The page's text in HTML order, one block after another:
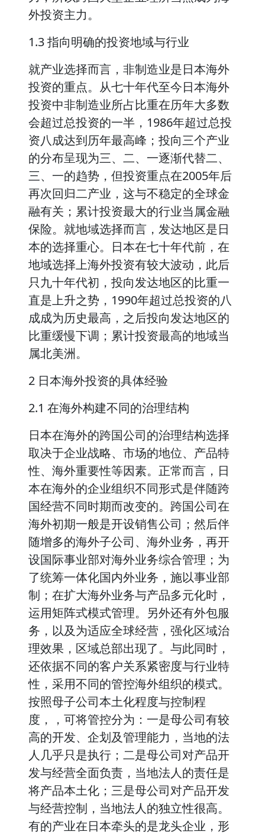
外投资主力。
1.3 指向明确的投资地域与行业
就产业选择而言，非制造业是日本海外
投资的重点。从七十年代至今日本海外
投资中非制造业所占比重在历年大多数
会超过总投资的一半，1986年超过总投
资八成达到历年最高峰；投向三个产业
的分布呈现为三、二、一逐渐代替二、
三、一的趋势，但投资重点在2005年后
再次回归二产业，这与不稳定的全球金
融有关；累计投资最大的行业当属金融
保险。就地域选择而言，发达地区是日
本的选择重心。日本在七十年代前，在
地域选择上海外投资有较大波动，此后
只九十年代初，投向发达地区的比重一
直是上升之势，1990年超过总投资的八
成成为历史最高，之后投向发达地区的
比重缓慢下调；累计投资最高的地域当
属北美洲。
2 日本海外投资的具体经验
2.1 在海外构建不同的治理结构
日本在海外的跨国公司的治理结构选择
取决于企业战略、市场的地位、产品特
性、海外重要性等因素。正常而言，日
本在海外的企业组织不同形式是伴随跨
国经营不同时期而改变的。跨国公司在
海外初期一般是开设销售公司；然后伴
随增多的海外子公司、海外业务，再开
设国际事业部对海外业务综合管理；为
了统筹一体化国内外业务，施以事业部
制；在扩大海外业务与产品多元化时，
运用矩阵式模式管理。另外还有外包服
务，以及为适应全球经营，强化区域治
理效果，区域总部出现了。与此同时，
还依据不同的客户关系紧密度与行业特
性，采用不同的管控海外组织的模式。
按照母子公司本土化程度与控制程
度，，可将管控分为：一是母公司有较
高的开发、企划及管理能力，当地的法
人几乎只是执行；二是母公司对产品开
发与经营全面负责，当地法人的责任是
将产品本土化；三是母公司对产品开发
与经营控制，当地法人的独立性很高。
有的产业在日本牵头的是龙头企业，形